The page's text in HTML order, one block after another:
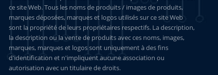
ce site Web. Tous les noms de produits / images de produits,
marques déposées, marques et logos utilisés sur ce site Web
sont la propriété de leurs propriétaires respectifs. La description,
la description ou la vente de produits avec ces noms, images,
marques, marques et logos sont uniquement à des fins
d'identification et n'impliquent aucune association ou
autorisation avec un titulaire de droits.